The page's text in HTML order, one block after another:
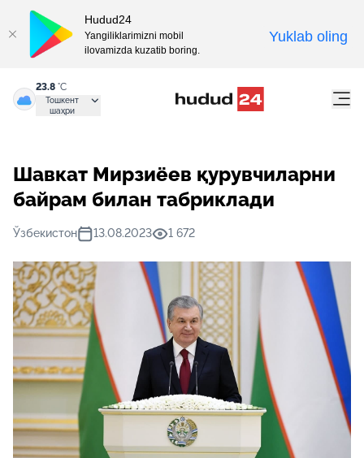
23.8 °C
Тошкент
шаҳри
Шавкат Мирзиёев қурувчиларни
байрам билан табриклади
Ўзбекистон 13.08.2023 1 672
Hudud24
Yangiliklarimizni mobil
ilovamizda kuzatib boring.
Yuklab oling